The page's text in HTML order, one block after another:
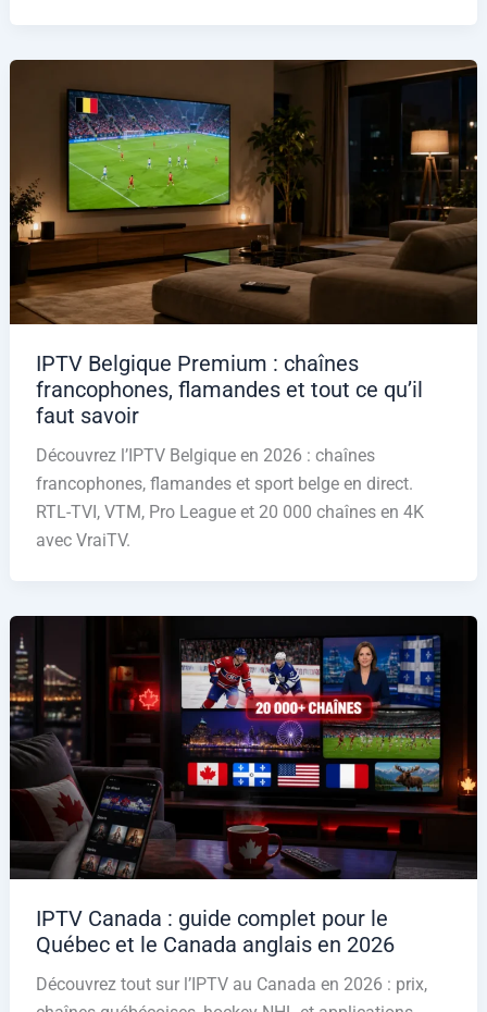
IPTV Belgique Premium : chaînes
francophones, flamandes et tout ce qu’il
faut savoir
Découvrez l’IPTV Belgique en 2026 : chaînes
francophones, flamandes et sport belge en direct.
RTL-TVI, VTM, Pro League et 20 000 chaînes en 4K
avec VraiTV.
IPTV Canada : guide complet pour le
Québec et le Canada anglais en 2026
Découvrez tout sur l’IPTV au Canada en 2026 : prix,